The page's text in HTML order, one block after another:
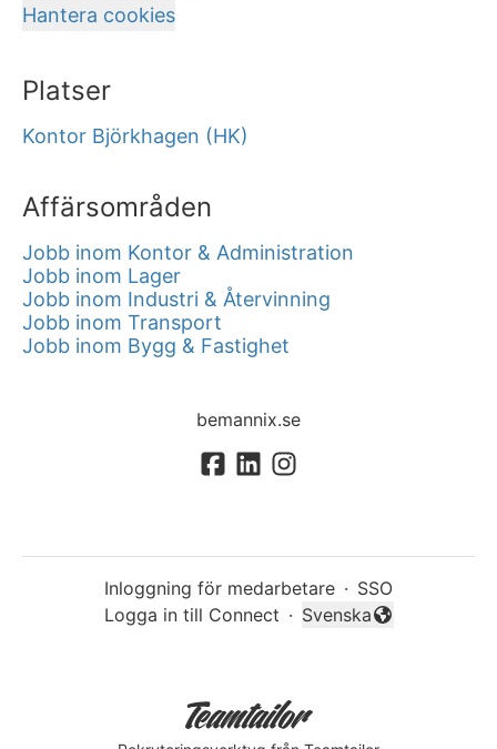
Hantera cookies
Platser
Kontor Björkhagen (HK)
Affärsområden
Jobb inom Kontor & Administration
Jobb inom Lager
Jobb inom Industri & Återvinning
Jobb inom Transport
Jobb inom Bygg & Fastighet
bemannix.se
Inloggning för medarbetare · SSO
Logga in till Connect ·
Byt språk
Svenska